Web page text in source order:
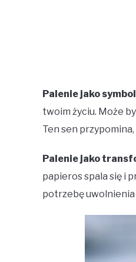
Palenie jako
twoim życiu. Może
Ten sen
Palenie jako
papieros spala się i
potrzebę uwolnienia